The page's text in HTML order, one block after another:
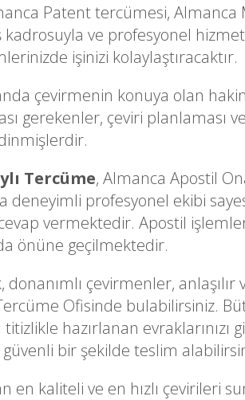
Patent tercümesi,
ve profesyonel hizmet
işinizi kolaylaştıracaktır.
çevirmenin konuya olan
gerekenler, çeviri planlaması
Tercüme, Almanca Apostil
profesyonel ekibi
vermektedir. Apostil
önüne geçilmektedir.
çevirmenler, anlaşılır
Ofisinde bulabilirsiniz.
hazırlanan evraklarınızı
bir şekilde teslim
en kaliteli ve en hızlı çevirileri